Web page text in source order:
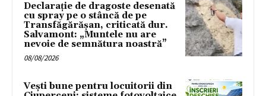
Declarație de dragoste desenată
cu spray pe o stâncă de pe
Transfăgărășan, criticată dur.
Salvamont: „Muntele nu are
nevoie de semnătura noastră”
08/08/2026
Vești bune pentru locuitorii din